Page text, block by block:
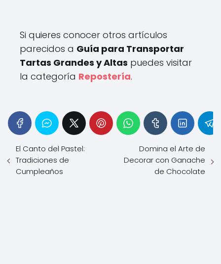
Si quieres conocer otros artículos
parecidos a Guía para Transportar
Tartas Grandes y Altas puedes visitar
la categoría Repostería.
El Canto del Pastel:
Tradiciones de
Cumpleaños
Domina el Arte de
Decorar con Ganache
de Chocolate